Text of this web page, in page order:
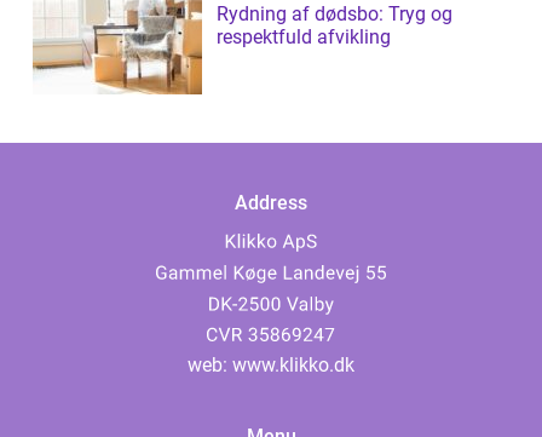
Rydning af dødsbo: Tryg og
respektfuld afvikling
Address
web: www.klikko.dk